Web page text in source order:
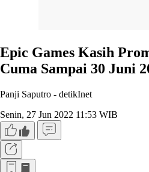
Epic Games Kasih
Cuma Sampai 30 Juni
Panji Saputro - detikInet
Senin, 27 Jun 2022 11:53 WIB